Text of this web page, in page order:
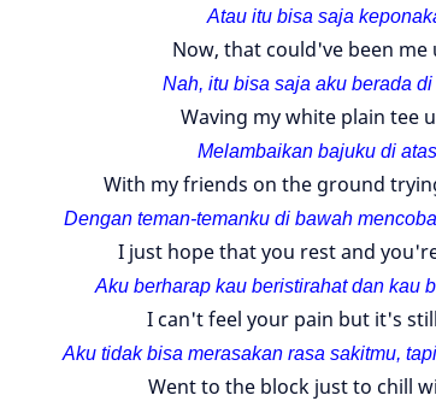
Atau itu bisa saja
Now, that could've been me
Nah, itu bisa saja aku berada
Waving my white plain tee
Melambaikan bajuku di
With my friends on the ground
Dengan teman-temanku di bawah
I just hope that you rest and
Aku berharap kau beristirahat dan kau
I can't feel your pain but it's
Aku tidak bisa merasakan rasa sakitmu,
Went to the block just to chill